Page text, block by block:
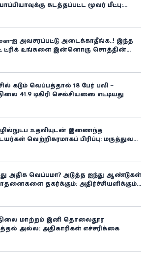
கடத்தப்பட்ட மூவர் மீட்பு:
ஐ அவசரப்பட்டு அடைக்காதீங்க..! இந்த
ட்ரிக் உங்களை இன்னொரு சொத்தின்
கடும் வெப்பத்தால் 18 பேர் பலி –
41.9 டிகிரி செல்சியஸை எட்டியது
உதவியுடன் இணைந்த
வெற்றிகரமாகப் பிரிப்பு: மருத்துவ
அதிக வெப்பமா? அடுத்த ஐந்து ஆண்டுகள்
தகர்க்கும்: அதிர்ச்சியளிக்கும்
மாற்றம் இனி தொலைதூர
அல்ல: அதிகாரிகள் எச்சரிக்கை